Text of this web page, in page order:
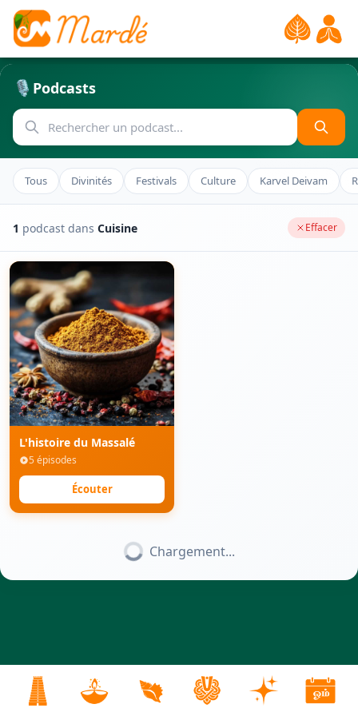
🎙️ Podcasts
Tous Divinités Festivals Culture Karvel Deivam
1 podcast dans Cuisine Effacer
L'histoire du Massalé
5 épisodes
Écouter
Chargement...